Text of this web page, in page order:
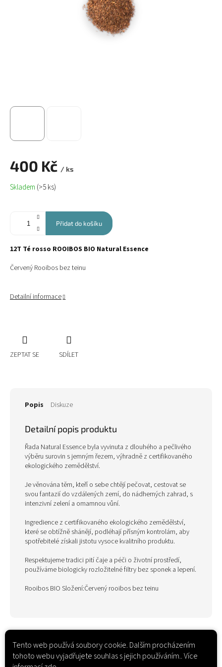
Tento web používá soubory cookie. Dalším procházením
tohoto webu vyjadřujete souhlas s jejich používáním.. Více
400 Kč / ks
Měrná
cena:
Skladem (>5 ks)
Přidat do košíku
12T Té rosso ROOIBOS BIO Natural Essence
Červený Rooibos bez teinu
Detailní informace
ZEPTAT SE SDÍLET
Popis Diskuze
Detailní popis produktu
Řada Natural Essence byla vyvinuta z dlouhého a pečlivého
výběru surovin s jemným řezem, výhradně z certifikovaného
ekologického zemědělství.
Je věnována těm, kteří o sebe chtějí pečovat, cestovat se
svou fantazií do vzdálených zemí, do nádherných zahrad, s
intenzivní zelení a omamnou vůní.
Ingredience z certifikovaného ekologického zemědělství,
které se obtížně shánějí, podléhají přísným kontrolám, aby
spotřebitelé získali jistotu vysoce kvalitního produktu.
Respektujeme tradici pití čaje a péči o životní prostředí,
používáme biologicky rozložitelné filtry bez sponek a lepení.
Rooibos BIO Složení:Červený rooibos bez teinu